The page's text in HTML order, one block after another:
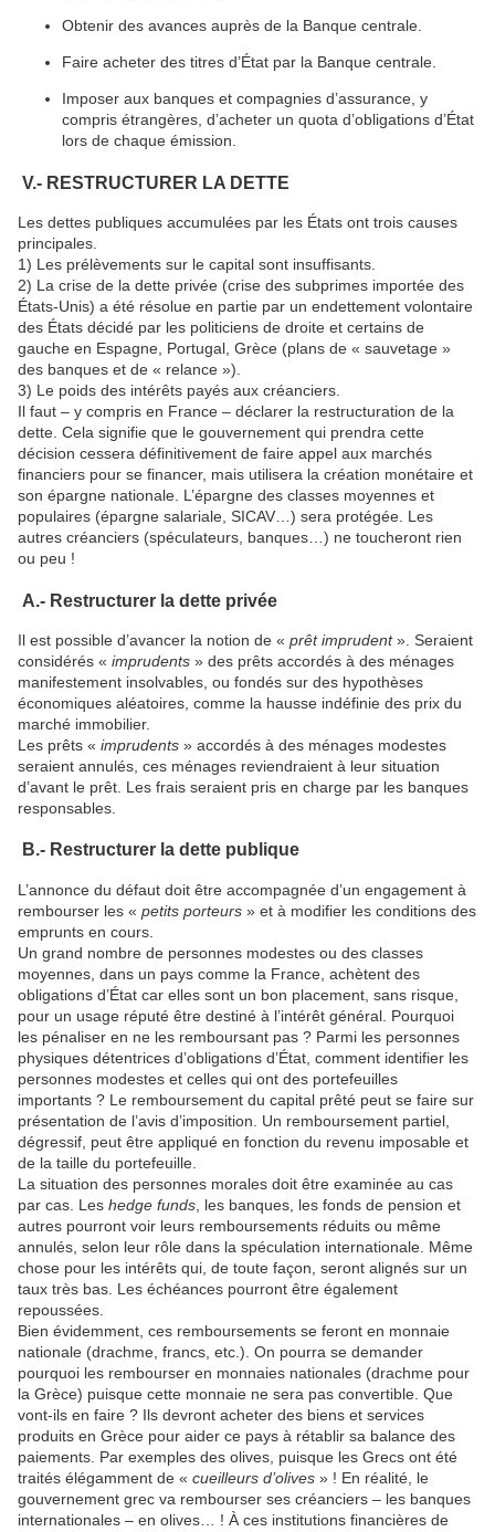
Obtenir des avances auprès de la Banque centrale.
Faire acheter des titres d’État par la Banque centrale.
Imposer aux banques et compagnies d’assurance, y
compris étrangères, d’acheter un quota d’obligations d’État
lors de chaque émission.
V.- RESTRUCTURER LA DETTE
Les dettes publiques accumulées par les États ont trois causes
principales.
1) Les prélèvements sur le capital sont insuffisants.
2) La crise de la dette privée (crise des subprimes importée des
États-Unis) a été résolue en partie par un endettement volontaire
des États décidé par les politiciens de droite et certains de
gauche en Espagne, Portugal, Grèce (plans de « sauvetage »
des banques et de « relance »).
3) Le poids des intérêts payés aux créanciers.
Il faut – y compris en France – déclarer la restructuration de la
dette. Cela signifie que le gouvernement qui prendra cette
décision cessera définitivement de faire appel aux marchés
financiers pour se financer, mais utilisera la création monétaire et
son épargne nationale. L’épargne des classes moyennes et
populaires (épargne salariale, SICAV…) sera protégée. Les
autres créanciers (spéculateurs, banques…) ne toucheront rien
ou peu !
A.- Restructurer la dette privée
Il est possible d’avancer la notion de « prêt imprudent». Seraient
considérés « imprudents » des prêts accordés à des ménages
manifestement insolvables, ou fondés sur des hypothèses
économiques aléatoires, comme la hausse indéfinie des prix du
marché immobilier.
Les prêts « imprudents » accordés à des ménages modestes
seraient annulés, ces ménages reviendraient à leur situation
d’avant le prêt. Les frais seraient pris en charge par les banques
responsables.
B.- Restructurer la dette publique
L’annonce du défaut doit être accompagnée d’un engagement à
rembourser les « petits porteurs » et à modifier les conditions des
emprunts en cours.
Un grand nombre de personnes modestes ou des classes
moyennes, dans un pays comme la France, achètent des
obligations d’État car elles sont un bon placement, sans risque,
pour un usage réputé être destiné à l’intérêt général. Pourquoi
les pénaliser en ne les remboursant pas ? Parmi les personnes
physiques détentrices d’obligations d’État, comment identifier les
personnes modestes et celles qui ont des portefeuilles
importants ? Le remboursement du capital prêté peut se faire sur
présentation de l’avis d’imposition. Un remboursement partiel,
dégressif, peut être appliqué en fonction du revenu imposable et
de la taille du portefeuille.
La situation des personnes morales doit être examinée au cas
par cas. Les hedge funds , les banques, les fonds de pension et
autres pourront voir leurs remboursements réduits ou même
annulés, selon leur rôle dans la spéculation internationale. Même
chose pour les intérêts qui, de toute façon, seront alignés sur un
taux très bas. Les échéances pourront être également
repoussées.
Bien évidemment, ces remboursements se feront en monnaie
nationale (drachme, francs, etc.). On pourra se demander
pourquoi les rembourser en monnaies nationales (drachme pour
la Grèce) puisque cette monnaie ne sera pas convertible. Que
vont-ils en faire ? Ils devront acheter des biens et services
produits en Grèce pour aider ce pays à rétablir sa balance des
paiements. Par exemples des olives, puisque les Grecs ont été
traités élégamment de « cueilleurs d’olives » ! En réalité, le
gouvernement grec va rembourser ses créanciers – les banques
internationales – en olives… ! À ces institutions financières de